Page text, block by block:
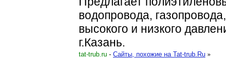
водопровода,
высокого и низкого
г.Казань.
tat-trub.ru - Cайты, похожие на Tat-trub.Ru »